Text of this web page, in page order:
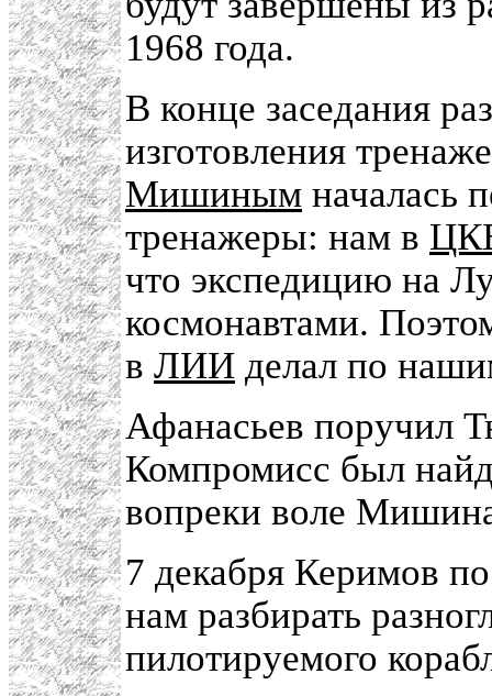
1968 года.
В конце заседания
изготовления
Мишиным началась
тренажеры: нам в
что экспедицию на
космонавтами.
в ЛИИ делал по
Афанасьев поручил
Компромисс был
вопреки воле
7 декабря Керимов
нам разбирать
пилотируемого